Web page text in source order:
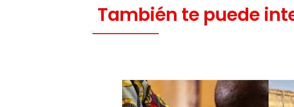
También te puede